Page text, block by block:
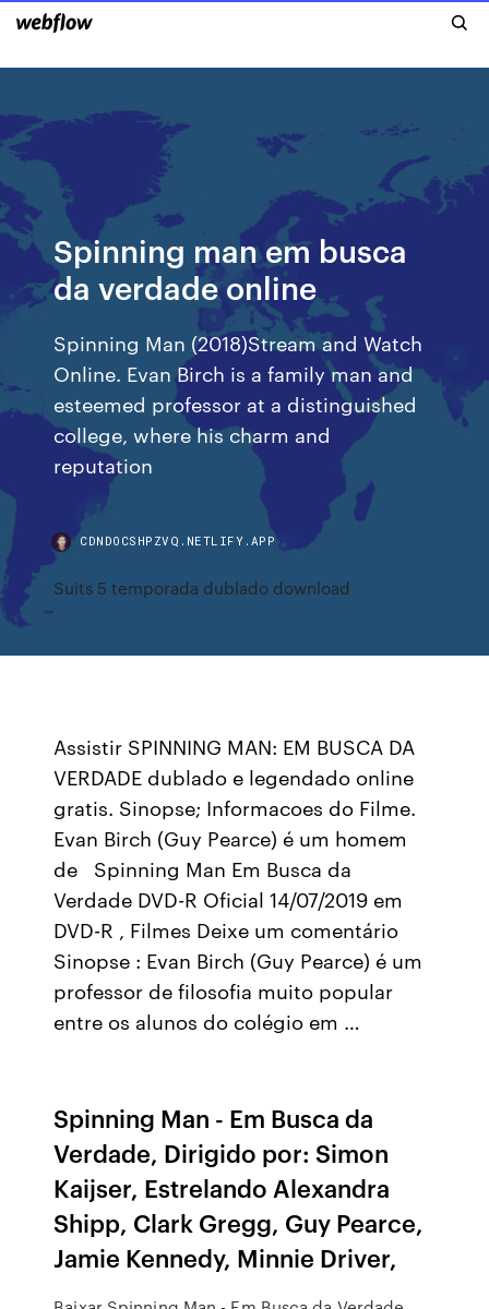
Spinning man em busca
da verdade online
Spinning Man (2018)Stream and Watch
Online. Evan Birch is a family man and
esteemed professor at a distinguished
college, where his charm and
reputation
CDNDOCSHPZVQ.NETLIFY.APP
Suits 5 temporada dublado download
Assistir SPINNING MAN: EM BUSCA DA
VERDADE dublado e legendado online
gratis. Sinopse; Informacoes do Filme.
Evan Birch (Guy Pearce) é um homem
de Spinning Man Em Busca da
Verdade DVD-R Oficial 14/07/2019 em
DVD-R , Filmes Deixe um comentário
Sinopse : Evan Birch (Guy Pearce) é um
professor de filosofia muito popular
entre os alunos do colégio em …
Spinning Man - Em Busca da
Verdade, Dirigido por: Simon
Kaijser, Estrelando Alexandra
Shipp, Clark Gregg, Guy Pearce,
Jamie Kennedy, Minnie Driver,